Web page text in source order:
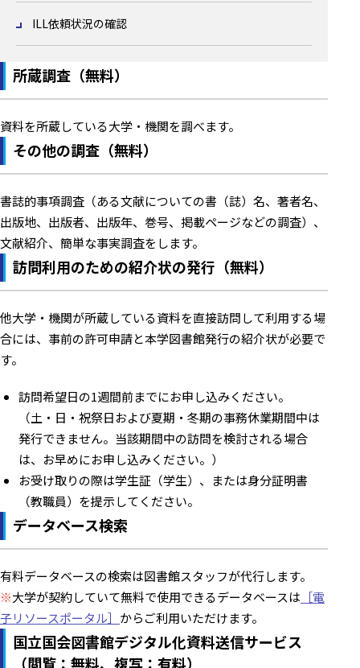
ILL依頼状況の確認
所蔵調査（無料）
資料を所蔵している大学・機関を調べます。
その他の調査（無料）
書誌的事項調査（ある文献についての書（誌）名、著者名、
出版地、出版者、出版年、巻号、掲載ページなどの調査）、
文献紹介、簡単な事実調査をします。
訪問利用のための紹介状の発行（無料）
他大学・機関が所蔵している資料を直接訪問して利用する場
合には、事前の許可申請と本学図書館発行の紹介状が必要で
す。
訪問希望日の1週間前までにお申し込みください。
（土・日・祝祭日および夏期・冬期の事務休業期間中は
発行できません。当該期間中の訪問を検討される場合
は、お早めにお申し込みください。）
お受け取りの際は学生証（学生）、または身分証明書
（教職員）を提示してください。
データベース検索
有料データベースの検索は図書館スタッフが代行します。
※大学が契約していて無料で使用できるデータベースは ［電
子リソースポータル］ からご利用いただけます。
国立国会図書館デジタル化資料送信サービス
（閲覧：無料、複写：有料）